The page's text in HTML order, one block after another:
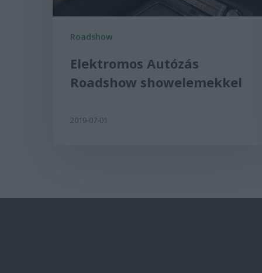
Roadshow
Elektromos Autózás
Roadshow showelemekkel
2019-07-01